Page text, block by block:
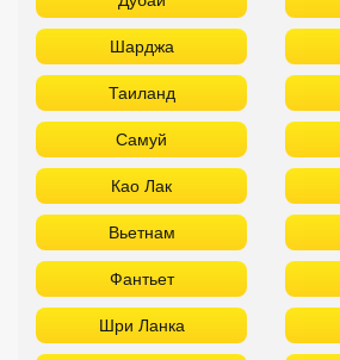
Шарджа
Таиланд
Самуй
Као Лак
Вьетнам
Фантьет
Шри Ланка